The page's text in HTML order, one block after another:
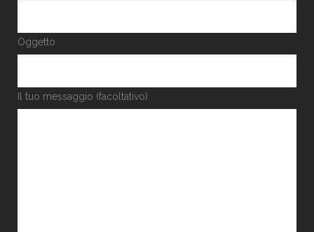
Oggetto
Il tuo messaggio (facoltativo)